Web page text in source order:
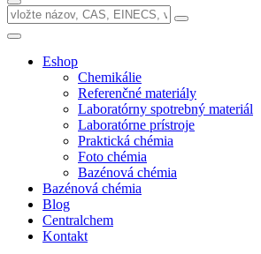
Eshop
Chemikálie
Referenčné materiály
Laboratórny spotrebný materiál
Laboratórne prístroje
Praktická chémia
Foto chémia
Bazénová chémia
Bazénová chémia
Blog
Centralchem
Kontakt